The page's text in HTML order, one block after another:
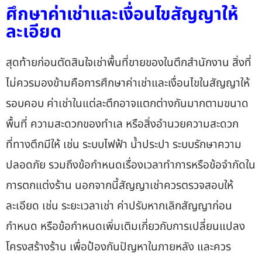
ศึกษาค่าเช่าและเงื่อนไขสัญญาให้
ละเอียด
สุดท้ายก่อนตัดสินใจเช่าพื้นที่ขายของในตึกสำนักงาน สิ่งที่
ไม่ควรมองข้ามคือการศึกษาค่าเช่าและเงื่อนไขในสัญญาให้
รอบคอบ ค่าเช่าในแต่ละตึกอาจแตกต่างกันมากตามขนาด
พื้นที่ ความสะดวกของทำเล หรือสิ่งอำนวยความสะดวก
ที่ทางตึกมีให้ เช่น ระบบไฟฟ้า น้ำประปา ระบบรักษาความ
ปลอดภัย รวมถึงข้อกำหนดเรื่องเวลาทำการหรือข้อจำกัดใน
การตกแต่งร้าน นอกจากนี้สัญญาเช่าควรตรวจสอบให้
ละเอียด เช่น ระยะเวลาเช่า ค่าปรับหากเลิกสัญญาก่อน
กำหนด หรือข้อกำหนดเพิ่มเติมเกี่ยวกับการเปลี่ยนแปลง
โครงสร้างร้าน เพื่อป้องกันปัญหาในภายหลัง และควร